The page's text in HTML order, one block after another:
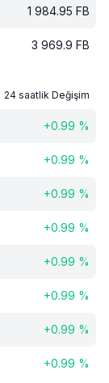
1 984.95 FB
3 969.9 FB
24 saatlik Değişim
+0.99 %
+0.99 %
+0.99 %
+0.99 %
+0.99 %
+0.99 %
+0.99 %
+0.99 %